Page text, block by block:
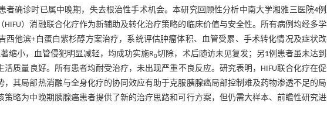
确诊时已属中晚期，失去根治性手术机会。本研究回顾性分析中南大学湘雅三医院4
）消融联合化疗作为新辅助及转化治疗策略的临床价值与安全性。所有病例均经多
西他滨+白蛋白紫杉醇方案治疗，系统评估肿瘤体积、血管受累、手术转化情况及症状改
缩小，血管侵犯明显减轻，均成功实施R0切除，术后随访未见复发；另1例患者虽未达
质量良好。所有患者均耐受治疗，未出现严重不良反应。研究表明，HIFU联合化疗在
其局部热消融与全身化疗的协同效应有助于克服胰腺癌局部控制难及药物渗透不足的局
略为中晚期胰腺癌患者提供了新的治疗思路和可行方案，但仍需大样本、前瞻性研究